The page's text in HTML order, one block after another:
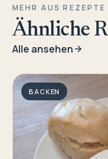
MEHR AUS REZEPTE
Ähnliche
Alle ansehen
BACKEN